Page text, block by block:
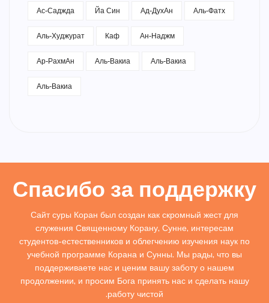
Ас-Саджда
Йа Син Ад-ДухАн
Аль-Фатх
Аль-Худжурат
Каф
Ан-Наджм
Ар-РахмАн
Аль-Вакиа
Аль-Вакиа
Аль-Вакиа
Спасибо за поддержку
Сайт суры Коран был создан как скромный жест для
служения Священному Корану, Сунне, интересам
студентов-естественников и облегчению изучения наук по
учебной программе Корана и Сунны. Мы рады, что вы
поддерживаете нас и ценим вашу заботу о нашем
продолжении, и просим Бога принять нас и сделать нашу
работу чистой.